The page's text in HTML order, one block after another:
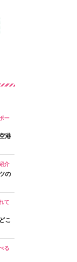
ー
港
介
の
て
こ
る